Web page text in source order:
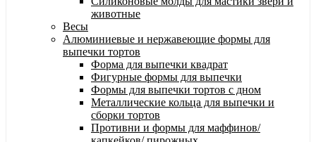
животные
Весы
Алюминиевые и нержавеющие формы для
выпечки тортов
Форма для выпечки квадрат
Фигурные формы для выпечки
Формы для выпечки тортов с дном
Металлические кольца для выпечки и
сборки тортов
Противни и формы для маффинов/